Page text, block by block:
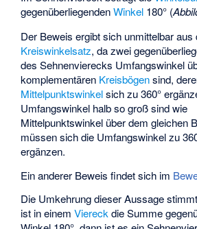
gegenüberliegendenWinkel 180° (
Der Beweis ergibt sich unmittelbar aus
Kreiswinkelsatz, da zwei
des Sehnenvierecks Umfangswinkel
komplementären Kreisbögensind,
Mittelpunktswinkelsich zu 360°
Umfangswinkel halb so groß sind wie
Mittelpunktswinkel über dem gleichen
müssen sich die Umfangswinkel zu
ergänzen.
Ein anderer Beweis findet sich im
Die Umkehrung dieser Aussage
ist in einemViereckdie Summe